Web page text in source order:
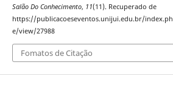
Salão Do Conhecimento, 11(11). Recuperado de
https://publicacoeseventos.unijui.edu.br/
e/view/27988
Fomatos de Citação